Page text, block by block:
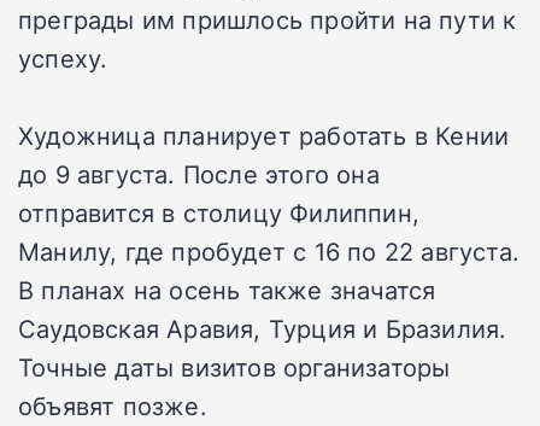
преграды им пришлось пройти на пути к
успеху.
Художница планирует работать в Кении
до 9 августа. После этого она
отправится в столицу Филиппин,
Манилу, где пробудет с 16 по 22 августа.
В планах на осень также значатся
Саудовская Аравия, Турция и Бразилия.
Точные даты визитов организаторы
объявят позже.